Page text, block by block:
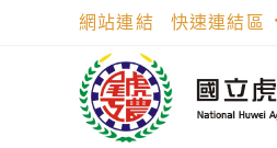
網站連結 快速連結區